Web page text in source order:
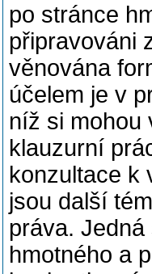
po stránce
připravováni
věnována
účelem je v
níž si mohou
klauzurní
konzultace k
jsou další
práva.
hmotného a